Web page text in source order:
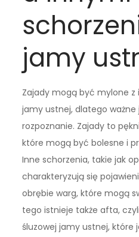
jamy
Zajady mogą być mylone
jamy ustnej, dlatego ważne
rozpoznanie. Zajady to
które mogą być bolesne i
Inne schorzenia, takie jak
charakteryzują się
obrębie warg, które mogą
tego istnieje także afta,
śluzowej jamy ustnej, które